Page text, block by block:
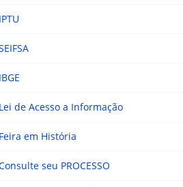
de Acesso a Informação
em História
seu PROCESSO